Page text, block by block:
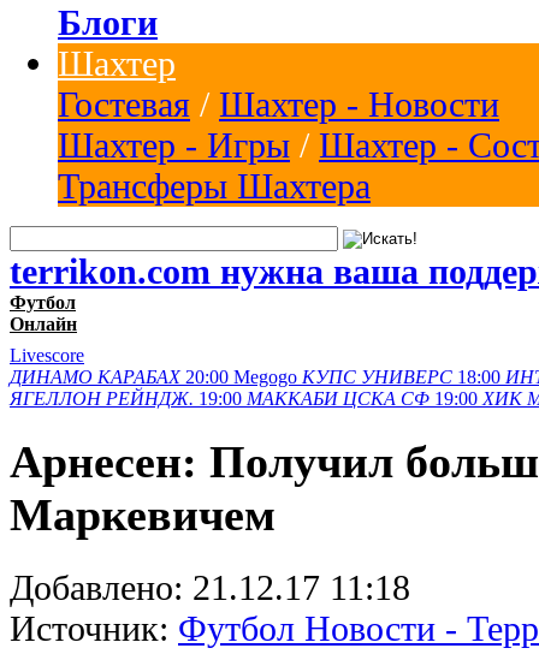
Блоги
Шахтер
Гостевая / Шахтер - Новости
Шахтер - Игры / Шахтер -
Трансферы Шахтера
terrikon.com нужна ваша
Футбол
Онлайн
Livescore
ДИНАМО КАРАБАХ 20:00 Megogo КУПС УНИВЕРС 18:00
ЯГЕЛЛОН РЕЙНДЖ. 19:00 МАККАБИ ЦСКА СФ 19:00 ХИК
Арнесен: Получил
Маркевичем
Добавлено: 21.12.17 11:18
Источник: Футбол Новости -